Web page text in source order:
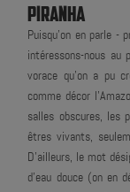
PIRANHA
Puisqu'on en parle -
intéressons-nous au
vorace qu'on a pu
comme décor
salles obscures, les
êtres vivants,
D'ailleurs, le mot
d'eau douce (on en